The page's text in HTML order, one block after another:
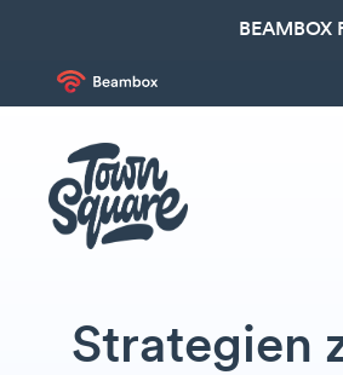
BEAMBOX
Strategien